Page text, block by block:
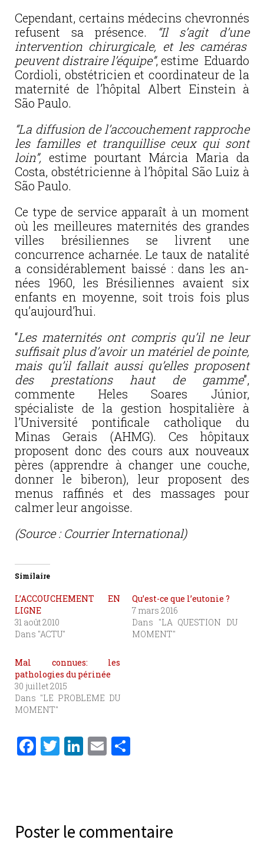
Cependant, certains médecins chevronnés
refusent sa présence. “Il s’agit d’une
intervention chirurgicale, et les caméras
peuvent distraire l’équipe”, estime Eduardo
Cordioli, obstétricien et coordinateur de la
maternité de l’hôpital Albert Einstein à
São Paulo.
“La diffusion de l’accouchement rapproche
les familles et tranquillise ceux qui sont
loin”, estime pourtant Márcia Maria da
Costa, obstétricienne à l’hôpital São Luiz à
São Paulo.
Ce type de service apparaît à un moment
où les meilleures maternités des grandes
villes brésiliennes se livrent une
concurrence acharnée. Le taux de natalité
a considérablement baissé : dans les an­
nées 1960, les Brésiliennes avaient six
enfants en moyenne, soit trois fois plus
qu’aujourd’hui.
“Les maternités ont compris qu’il ne leur
suffisait plus d’avoir un matériel de pointe,
mais qu’il fallait aussi qu’elles proposent
des prestations haut de gamme”,
commente Heles Soares Júnior,
spécialiste de la gestion hospitalière à
l’Université pontificale catholique du
Minas Gerais (AHMG). Ces hôpitaux
proposent donc des cours aux nouveaux
pères (apprendre à changer une couche,
donner le biberon), leur proposent des
menus raffinés et des massages pour
calmer leur angoisse.
(Source : Courrier International)
Similaire
L’ACCOUCHEMENT EN
LIGNE
31 août 2010
Dans "ACTU"
Qu’est-ce que l’eutonie ?
7 mars 2016
Dans "LA QUESTION DU
MOMENT"
Mal connues: les
pathologies du périnée
30 juillet 2015
Dans "LE PROBLEME DU
MOMENT"
F
b
T
r
Li E
er
Poster le commentaire